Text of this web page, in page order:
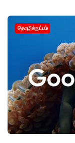
தொழில்நுட்பம்